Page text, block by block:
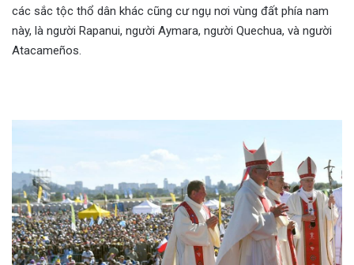
các sắc tộc thổ dân khác cũng cư ngụ nơi vùng đất phía nam
này, là người Rapanui, người Aymara, người Quechua, và người
Atacameños.